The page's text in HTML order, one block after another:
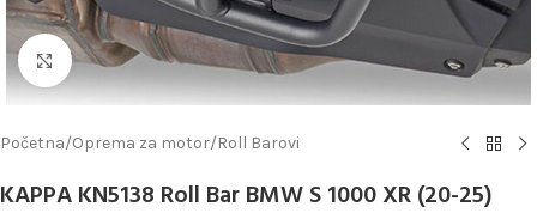
Uveličaj
Početna/Oprema za motor/Roll Barovi
KAPPA KN5138 Roll Bar BMW S 1000 XR (20-25)